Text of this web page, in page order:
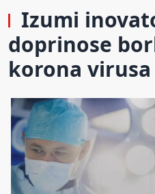
Izumi
doprinose
korona virusa